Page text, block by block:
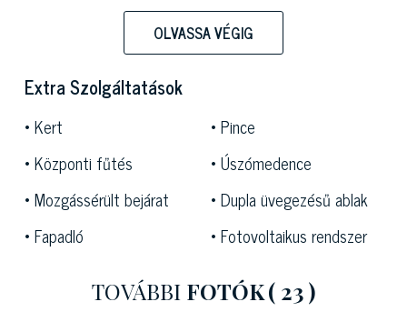
Ez a tekintélyes eladó ingatlan Róma egyik
legexkluzívabb és legbájosabb részén található, amely
híres. Az elegáns paloták, történelmi villák és fákkal
szegélyezett utcák jellemzik, a kerület egyedi
hangulatot kínál, amely a különböző stílusok, köztük a
szecesszió, a neogótika, a neoreneszánsz és a deco
ötvözéséből adódik. A történelmi központhoz közeli
kiváltságos elhelyezkedése
miatt keresett úti cél
azok körében, akik luxusotthont keresnek a főváros
szívében, anélkül, hogy feláldoznák a magánéletet és a
titoktartást.
OLVASSA VÉGIG
Extra Szolgáltatások
Kert
Pince
Központi fűtés
Úszómedence
Mozgássérült bejárat
Dupla üvegezésű ablak
Fapadló
Fotovoltaikus rendszer
TOVÁBBI FOTÓK( 23 )